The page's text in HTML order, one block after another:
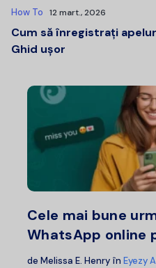
How To 12 mart., 2026
Cum să înregistrați
Ghid ușor
Cele mai bune
WhatsApp online
de Melissa E. Henry în Eyezy